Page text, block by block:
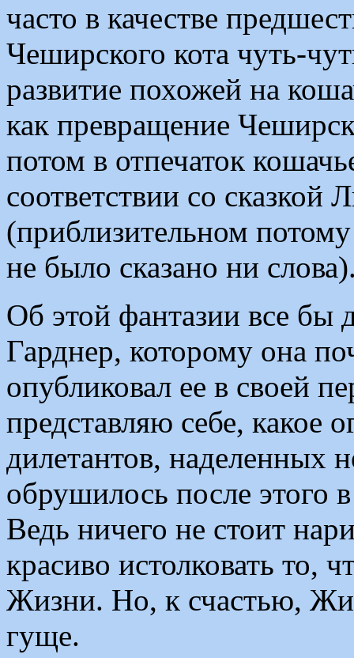
часто в качестве
Чеширского кота чуть-
развитие похожей на
как превращение
потом в отпечаток
соответствии со сказкой
(приблизительном потому
не было сказано ни
Об этой фантазии все бы
Гарднер, которому она
опубликовал ее в своей
представляю себе, какое
дилетантов, наделенных
обрушилось после
Ведь ничего не стоит
красиво истолковать то,
Жизни. Но, к счастью,
гуще.